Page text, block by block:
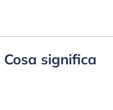
significa